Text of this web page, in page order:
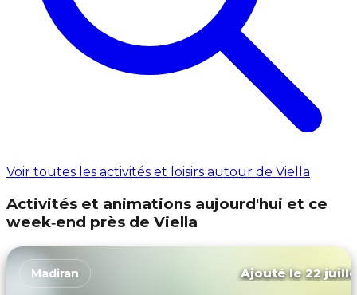
Voir toutes les activités et loisirs autour de Viella
Activités et animations aujourd'hui et ce
week‑end près de Viella
Madiran Ajouté le 22